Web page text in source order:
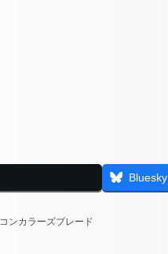
Bluesky
コンカラーズブレード